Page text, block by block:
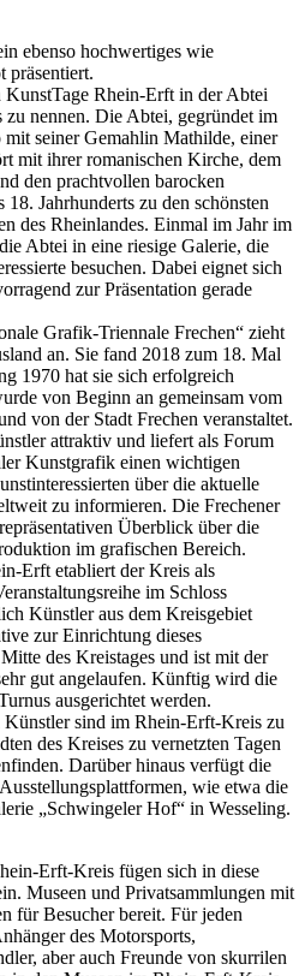
ebenso hochwertiges wie
präsentiert.
Rhein-Erft in der Abtei
zu nennen. Die Abtei, gegründet im
seiner Gemahlin Mathilde, einer
mit ihrer romanischen Kirche, dem
den prachtvollen barocken
Jahrhunderts zu den schönsten
des Rheinlandes. Einmal im Jahr im
Abtei in eine riesige Galerie, die
besuchen. Dabei eignet sich
zur Präsentation gerade
Grafik-Triennale Frechen“ zieht
an. Sie fand 2018 zum 18. Mal
1970 hat sie sich erfolgreich
von Beginn an gemeinsam vom
von der Stadt Frechen veranstaltet.
attraktiv und liefert als Forum
Kunstgrafik einen wichtigen
über die aktuelle
zu informieren. Die Frechener
Überblick über die
im grafischen Bereich.
Erft etabliert der Kreis als
im Schloss
Künstler aus dem Kreisgebiet
zur Einrichtung dieses
des Kreistages und ist mit der
gut angelaufen. Künftig wird die
ausgerichtet werden.
sind im Rhein-Erft-Kreis zu
des Kreises zu vernetzten Tagen
Darüber hinaus verfügt die
wie etwa die
„Schwingeler Hof“ in Wesseling.
Erft-Kreis fügen sich in diese
Museen und Privatsammlungen mit
für Besucher bereit. Für jeden
des Motorsports,
aber auch Freunde von skurrilen